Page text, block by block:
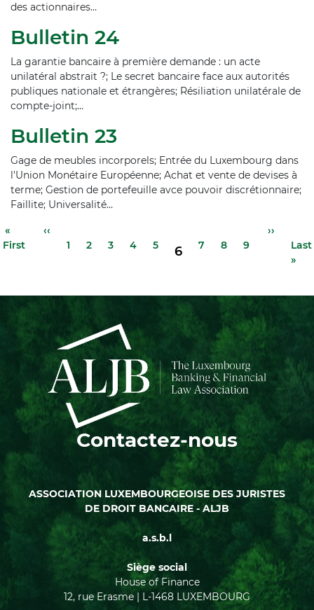
des actionnaires…
Bulletin 24
La garantie bancaire à première demande : un acte
unilatéral abstrait ?; Le secret bancaire face aux autorités
publiques nationale et étrangères; Résiliation unilatérale de
compte-joint;…
Bulletin 23
Gage de meubles incorporels; Entrée du Luxembourg dans
l'Union Monétaire Européenne; Achat et vente de devises à
terme; Gestion de portefeuille avce pouvoir discrétionnaire;
Faillite; Universalité…
Pagination
Première
page
«
First
Page
précédente
‹‹
1
2
3
4
5
6
7
8
Page
9
Page
suivante
››
Last
»
Contactez-nous
ASSOCIATION LUXEMBOURGEOISE DES JURISTES
DE DROIT BANCAIRE - ALJB
a.s.b.l
Siège social
House of Finance
12, rue Erasme | L-1468 LUXEMBOURG